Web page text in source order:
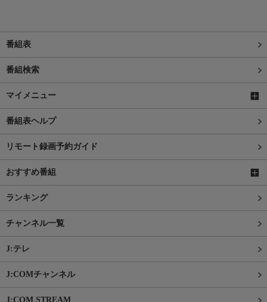
番組表
番組検索
マイメニュー
番組表ヘルプ
リモート録画予約ガイド
おすすめ番組
ランキング
チャンネル一覧
J:テレ
J:COMチャンネル
J:COM STREAM